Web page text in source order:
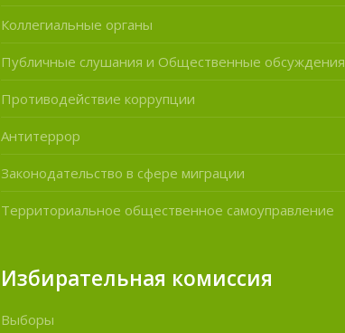
Коллегиальные органы
Публичные слушания и Общественные обсуждения
Противодействие коррупции
Антитеррор
Законодательство в сфере миграции
Территориальное общественное самоуправление
Избирательная комиссия
Выборы